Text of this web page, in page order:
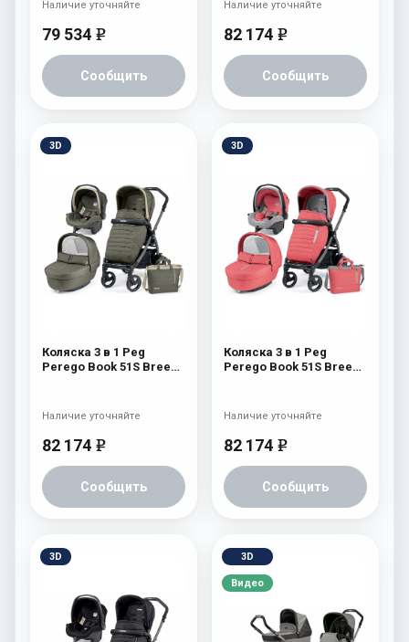
79 534 e
Сообщить
Наличие уточняйте
82 174 e
Сообщить
Наличие уточняйте
3D
Коляска 3 в 1 Peg
Perego Book 51S Breeze
82 174 e
Сообщить
Наличие уточняйте
3D
Коляска 3 в 1 Peg
Perego Book 51S Breeze
82 174 e
Сообщить
Наличие уточняйте
3D 3D
Видео